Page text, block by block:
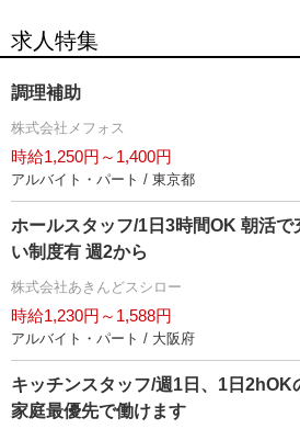
求人特集
調理補助
株式会社メフォス
時給1,250円～1,400円
アルバイト・パート / 東京都
ホールスタッフ/1日3時間OK 朝活
い制度有 週2から
株式会社あきんどスシロー
時給1,230円～1,588円
アルバイト・パート / 大阪府
キッチンスタッフ/週1日、1日2hOK
家庭最優先で働けます